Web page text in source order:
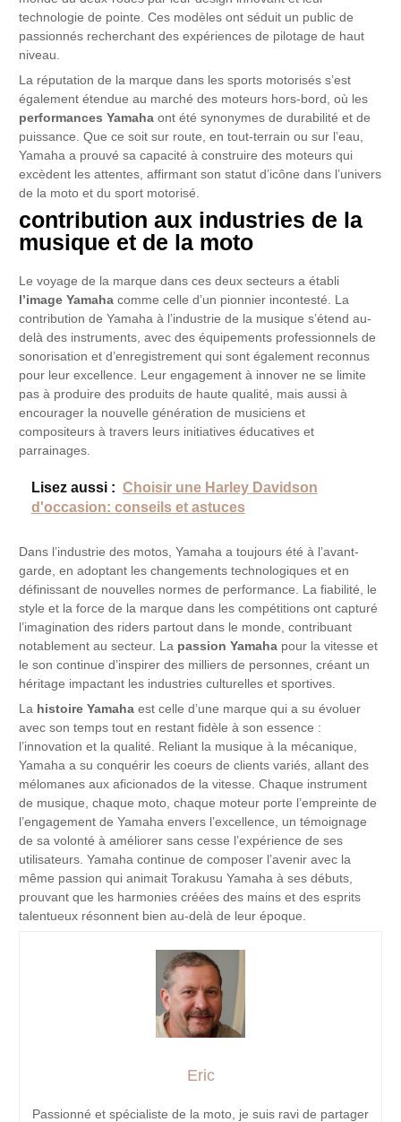
technologie de pointe. Ces modèles ont séduit un public de
passionnés recherchant des expériences de pilotage de haut
niveau.
La réputation de la marque dans les sports motorisés s’est
également étendue au marché des moteurs hors-bord, où les
performances Yamaha ont été synonymes de durabilité et de
puissance. Que ce soit sur route, en tout-terrain ou sur l’eau,
Yamaha a prouvé sa capacité à construire des moteurs qui
excèdent les attentes, affirmant son statut d’icône dans l’univers
de la moto et du sport motorisé.
contribution aux industries de la
musique et de la moto
Le voyage de la marque dans ces deux secteurs a établi
l’image Yamaha comme celle d’un pionnier incontesté. La
contribution de Yamaha à l’industrie de la musique s’étend au-
delà des instruments, avec des équipements professionnels de
sonorisation et d’enregistrement qui sont également reconnus
pour leur excellence. Leur engagement à innover ne se limite
pas à produire des produits de haute qualité, mais aussi à
encourager la nouvelle génération de musiciens et
compositeurs à travers leurs initiatives éducatives et
parrainages.
Lisez aussi : Choisir une Harley Davidson
d'occasion: conseils et astuces
Dans l’industrie des motos, Yamaha a toujours été à l’avant-
garde, en adoptant les changements technologiques et en
définissant de nouvelles normes de performance. La fiabilité, le
style et la force de la marque dans les compétitions ont capturé
l’imagination des riders partout dans le monde, contribuant
notablement au secteur. La passion Yamaha pour la vitesse et
le son continue d’inspirer des milliers de personnes, créant un
héritage impactant les industries culturelles et sportives.
La histoire Yamaha est celle d’une marque qui a su évoluer
avec son temps tout en restant fidèle à son essence :
l’innovation et la qualité. Reliant la musique à la mécanique,
Yamaha a su conquérir les coeurs de clients variés, allant des
mélomanes aux aficionados de la vitesse. Chaque instrument
de musique, chaque moto, chaque moteur porte l’empreinte de
l’engagement de Yamaha envers l’excellence, un témoignage
de sa volonté à améliorer sans cesse l’expérience de ses
utilisateurs. Yamaha continue de composer l’avenir avec la
même passion qui animait Torakusu Yamaha à ses débuts,
prouvant que les harmonies créées des mains et des esprits
talentueux résonnent bien au-delà de leur époque.
Eric
Passionné et spécialiste de la moto, je suis ravi de partager